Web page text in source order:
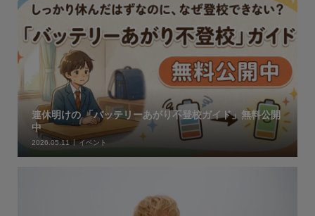
連休明けの 「バッテリーあがり不登校ガイド」無料公開
中
2026.05.11 イベント